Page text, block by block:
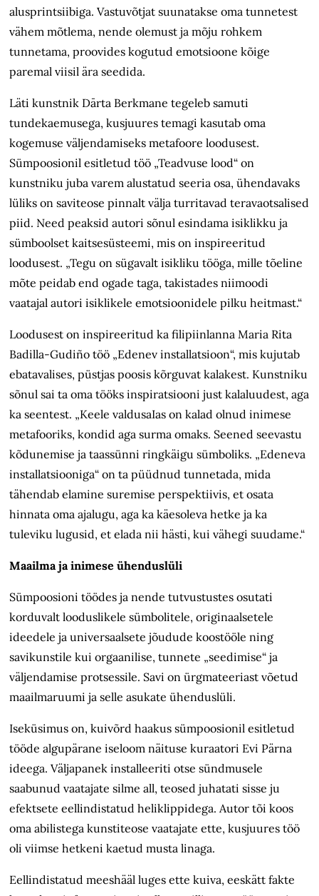
alusprintsiibiga. Vastuvõtjat suunatakse oma tunnetest
vähem mõtlema, nende olemust ja mõju rohkem
tunnetama, proovides kogutud emotsioone kõige
paremal viisil ära seedida.
Läti kunstnik Dārta Berkmane tegeleb samuti
tundekaemusega, kusjuures temagi kasutab oma
kogemuse väljendamiseks metafoore loodusest.
Sümpoosionil esitletud töö „Teadvuse lood“ on
kunstniku juba varem alustatud seeria osa, ühendavaks
lüliks on saviteose pinnalt välja turritavad teravaotsalised
piid. Need peaksid autori sõnul esindama isiklikku ja
sümboolset kaitsesüsteemi, mis on inspireeritud
loodusest. „Tegu on sügavalt isikliku tööga, mille tõeline
mõte peidab end ogade taga, takistades niimoodi
vaatajal autori isiklikele emotsioonidele pilku heitmast.“
Loodusest on inspireeritud ka filipiinlanna Maria Rita
Badilla-Gudiño töö „Edenev installatsioon“, mis kujutab
ebatavalises, püstjas poosis kõrguvat kalakest. Kunstniku
sõnul sai ta oma tööks inspiratsiooni just kalaluudest, aga
ka seentest. „Keele valdusaIas on kalad olnud inimese
metafooriks, kondid aga surma omaks. Seened seevastu
kõdunemise ja taassünni ringkäigu sümboliks. „Edeneva
installatsiooniga“ on ta püüdnud tunnetada, mida
tähendab elamine suremise perspektiivis, et osata
hinnata oma ajalugu, aga ka käesoleva hetke ja ka
tuleviku lugusid, et elada nii hästi, kui vähegi suudame.“
Maailma ja inimese ühenduslüli
Sümpoosioni töödes ja nende tutvustustes osutati
korduvalt looduslikele sümbolitele, originaalsetele
ideedele ja universaalsete jõudude koostööle ning
savikunstile kui orgaanilise, tunnete „seedimise“ ja
väljendamise protsessile. Savi on ürgmateeriast võetud
maailmaruumi ja selle asukate ühenduslüli.
Iseküsimus on, kuivõrd haakus sümpoosionil esitletud
tööde algupärane iseloom näituse kuraatori Evi Pärna
ideega. Väljapanek installeeriti otse sündmusele
saabunud vaatajate silme all, teosed juhatati sisse ju
efektsete eellindistatud heliklippidega. Autor tõi koos
oma abilistega kunstiteose vaatajate ette, kusjuures töö
oli viimse hetkeni kaetud musta linaga.
Eellindistatud meeshääl luges ette kuiva, eeskätt fakte